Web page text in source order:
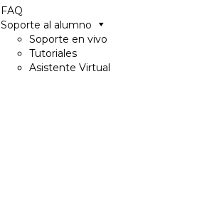
FAQ
Soporte al alumno
Soporte en vivo
Tutoriales
Asistente Virtual